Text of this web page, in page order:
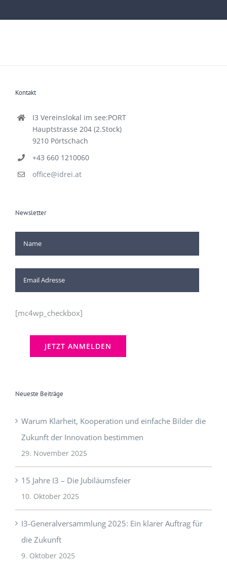
Kontakt
I3 Vereinslokal im see:PORT
Hauptstrasse 204 (2.Stock)
9210 Pörtschach
+43 660 1210060
office@idrei.at
Newsletter
[mc4wp_checkbox]
Neueste Beiträge
Warum Klarheit, Kooperation und einfache Bilder die
Zukunft der Innovation bestimmen
29. November 2025
15 Jahre I3 – Die Jubiläumsfeier
10. Oktober 2025
I3-Generalversammlung 2025: Ein klarer Auftrag für
die Zukunft
9. Oktober 2025